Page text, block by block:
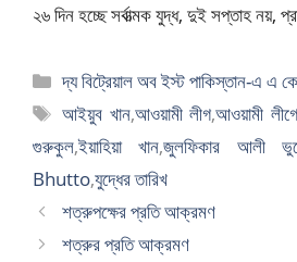
২৬ দিন হচ্ছে সর্বাত্মক যুদ্ধ, দুই সপ্তাহ নয়,
বিভাগ
সমূহ
দ্য বিট্রেয়াল অব ইস্ট পাকিস্তান-এ এ কে
ট্যাগ
সমূহ
আইয়ুব খান,আওয়ামী লীগ,আওয়ামী
গুরুকুল,ইয়াহিয়া খান,জুলফিকার আলী
Bhutto,যুদ্ধের তারিখ
শত্রুপক্ষের প্রতি আক্রমণ
শত্রুর প্রতি আক্রমণ